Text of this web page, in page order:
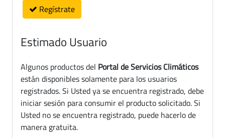
Regístrate
Estimado Usuario
Algunos productos del Portal de Servicios Climáticos
están disponibles solamente para los usuarios
registrados. Si Usted ya se encuentra registrado, debe
iniciar sesión para consumir el producto solicitado. Si
Usted no se encuentra registrado, puede hacerlo de
manera gratuita.